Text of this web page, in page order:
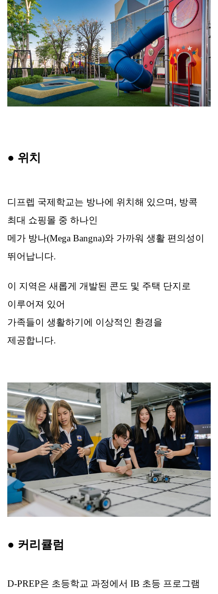
● 위치
디프렙 국제학교는 방나에 위치해 있으며, 방콕
최대 쇼핑몰 중 하나인
메가 방나(Mega Bangna)와 가까워 생활 편의성이
뛰어납니다.
이 지역은 새롭게 개발된 콘도 및 주택 단지로
이루어져 있어
가족들이 생활하기에 이상적인 환경을
제공합니다.
● 커리큘럼
D-PREP은 초등학교 과정에서 IB 초등 프로그램